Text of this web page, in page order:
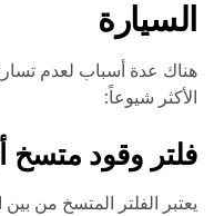
السيارة
هناك عدة أسباب لعدم
الأكثر شيوعاً:
فلتر وقود متسخ
يعتبر الفلتر المتسخ من